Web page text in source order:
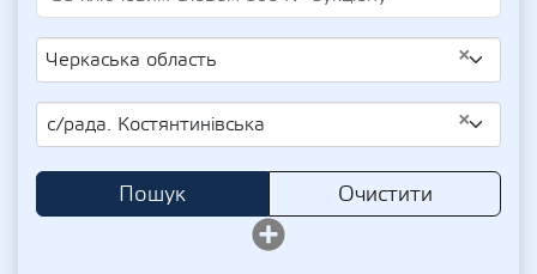
×
Черкаська область
×
с/рада. Костянтинівська
Пошук Очистити